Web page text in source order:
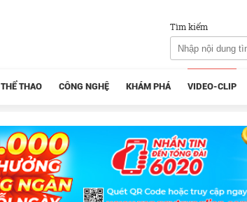
Tìm kiếm
THỂ THAO CÔNG NGHỆ KHÁM PHÁ VIDEO-CLIP